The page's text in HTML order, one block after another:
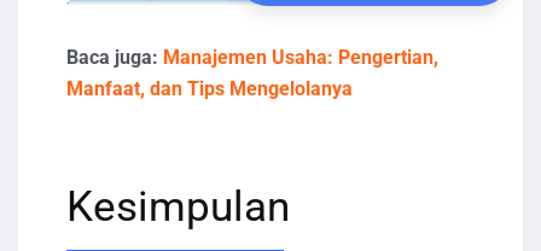
Baca juga: Manajemen Usaha: Pengertian,
Manfaat, dan Tips Mengelolanya
Kesimpulan